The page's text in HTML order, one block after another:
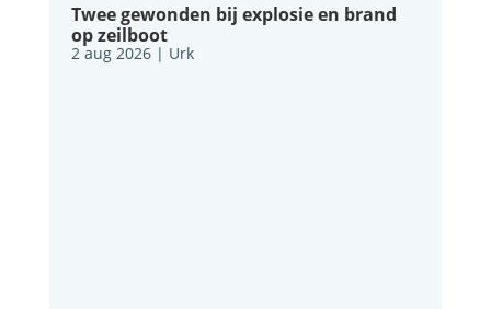
Twee gewonden bij explosie en brand
op zeilboot
2 aug 2026| Urk